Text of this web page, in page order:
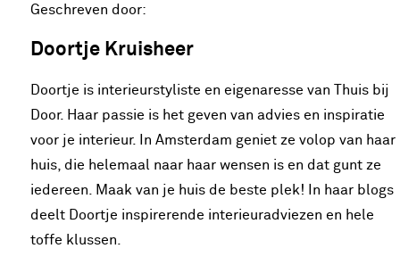
Geschreven door:
Doortje Kruisheer
Doortje is interieurstyliste en eigenaresse van Thuis bij
Door. Haar passie is het geven van advies en inspiratie
voor je interieur. In Amsterdam geniet ze volop van haar
huis, die helemaal naar haar wensen is en dat gunt ze
iedereen. Maak van je huis de beste plek! In haar blogs
deelt Doortje inspirerende interieuradviezen en hele
toffe klussen.